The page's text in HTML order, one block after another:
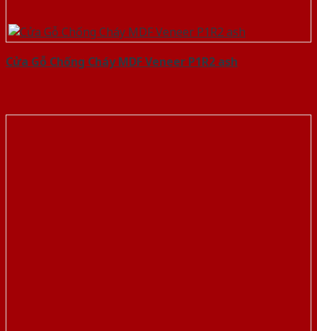
Cửa Gỗ Chống Cháy MDF Veneer P1R2 ash